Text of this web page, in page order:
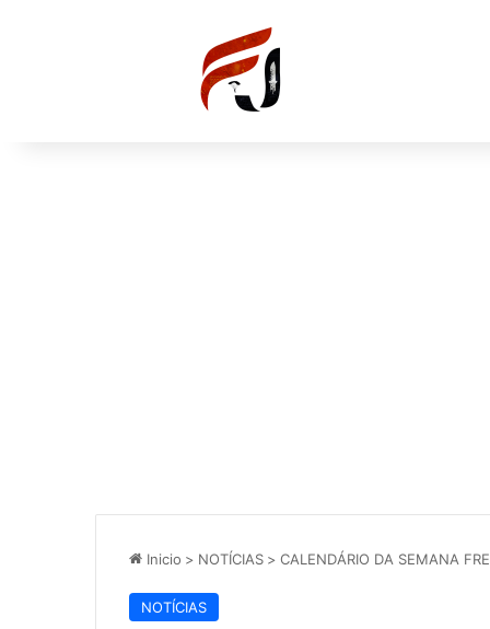
Inicio > NOTÍCIAS > CALENDÁRIO DA SEMANA
NOTÍCIAS